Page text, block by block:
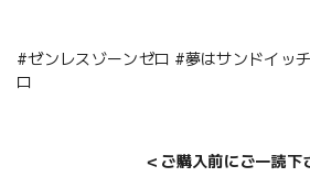
#ゼンレスゾーンゼロ #夢はサンドイッ
ロ
＜ご購入前にご一読下